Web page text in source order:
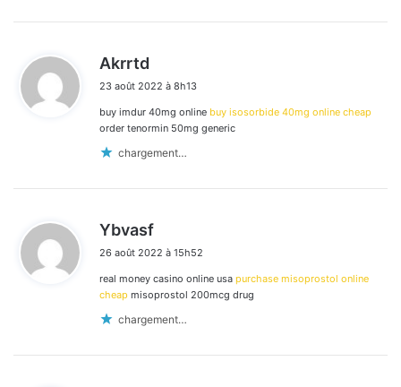
Akrrtd
t
:
23 août 2022 à 8h13
buy imdur 40mg online buy isosorbide 40mg online cheap
order tenormin 50mg generic
chargement…
Ybvasf
t
:
26 août 2022 à 15h52
real money casino online usa purchase misoprostol online
cheap misoprostol 200mcg drug
chargement…